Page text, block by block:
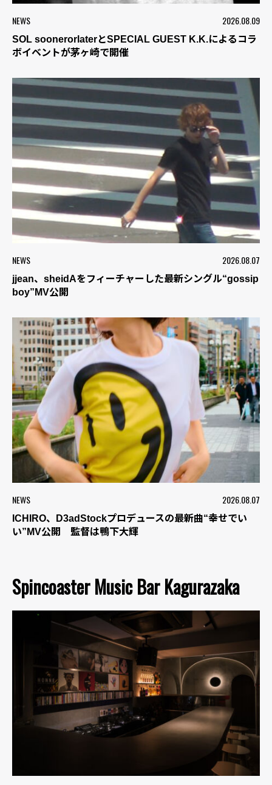
NEWS 2026.08.09
SOL soonerorlaterとSPECIAL GUEST K.K.によるコラ
ボイベントが茅ヶ崎で開催
NEWS 2026.08.07
jjean、sheidAをフィーチャーした最新シングル“gossip
boy”MV公開
NEWS 2026.08.07
ICHIRO、D3adStockプロデュースの最新曲“幸せでい
い”MV公開 監督は鴨下大輝
Spincoaster Music Bar Kagurazaka